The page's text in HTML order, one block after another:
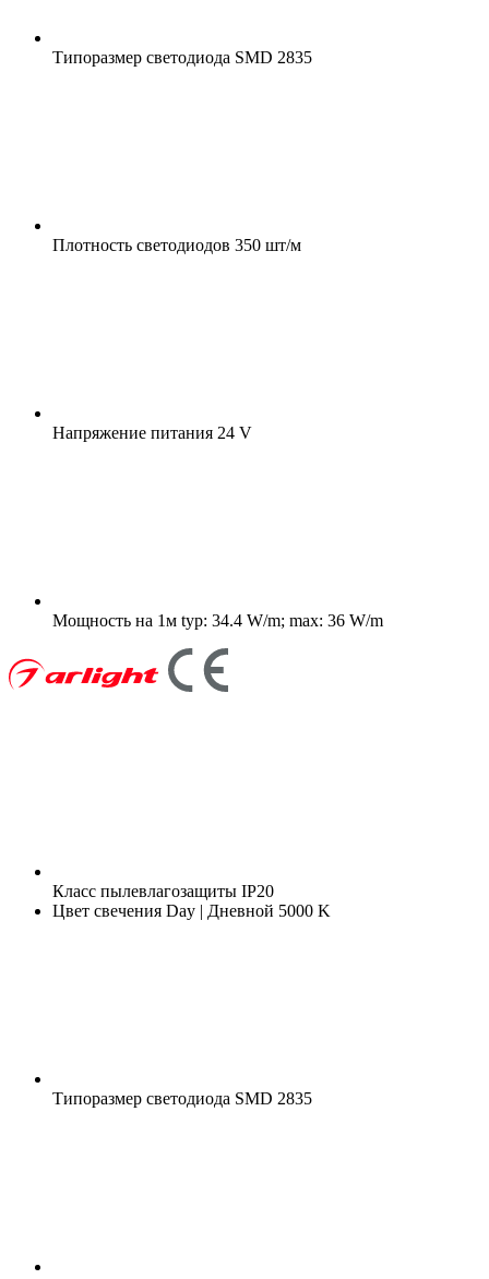
Типоразмер светодиода SMD 2835
Плотность светодиодов 350 шт/м
Напряжение питания 24 V
Мощность на 1м typ: 34.4 W/m; max: 36 W/m
Класс пылевлагозащиты IP20
Цвет свечения Day | Дневной 5000 K
Типоразмер светодиода SMD 2835